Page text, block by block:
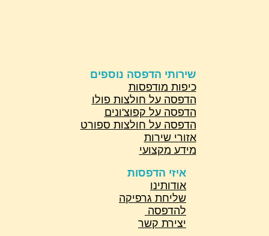
שירותי הדפסה נוספים
כיפות מודפסות
הדפסה על חולצות פולו
הדפסה על קפוצ'ונים
הדפסה על חולצות ספורט
אזורי שירות
מידע מקצועי
איזי הדפסות
אודותינו
שליחת גרפיקה
להדפסה
יצירת קשר